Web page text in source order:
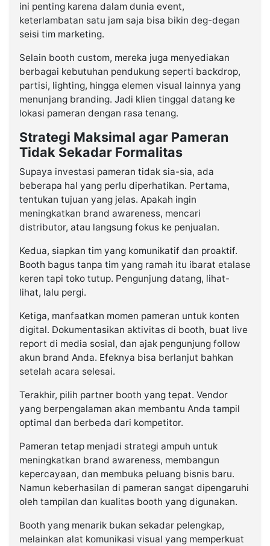
ini penting karena dalam dunia event,
keterlambatan satu jam saja bisa bikin deg-degan
seisi tim marketing.
Selain booth custom, mereka juga menyediakan
berbagai kebutuhan pendukung seperti backdrop,
partisi, lighting, hingga elemen visual lainnya yang
menunjang branding. Jadi klien tinggal datang ke
lokasi pameran dengan rasa tenang.
Strategi Maksimal agar Pameran
Tidak Sekadar Formalitas
Supaya investasi pameran tidak sia-sia, ada
beberapa hal yang perlu diperhatikan. Pertama,
tentukan tujuan yang jelas. Apakah ingin
meningkatkan brand awareness, mencari
distributor, atau langsung fokus ke penjualan.
Kedua, siapkan tim yang komunikatif dan proaktif.
Booth bagus tanpa tim yang ramah itu ibarat etalase
keren tapi toko tutup. Pengunjung datang, lihat-
lihat, lalu pergi.
Ketiga, manfaatkan momen pameran untuk konten
digital. Dokumentasikan aktivitas di booth, buat live
report di media sosial, dan ajak pengunjung follow
akun brand Anda. Efeknya bisa berlanjut bahkan
setelah acara selesai.
Terakhir, pilih partner booth yang tepat. Vendor
yang berpengalaman akan membantu Anda tampil
optimal dan berbeda dari kompetitor.
Pameran tetap menjadi strategi ampuh untuk
meningkatkan brand awareness, membangun
kepercayaan, dan membuka peluang bisnis baru.
Namun keberhasilan di pameran sangat dipengaruhi
oleh tampilan dan kualitas booth yang digunakan.
Booth yang menarik bukan sekadar pelengkap,
melainkan alat komunikasi visual yang memperkuat